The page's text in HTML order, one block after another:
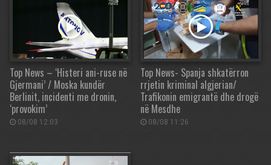
Top News – ‘Histeri ani-ruse në
Gjermani’ / Moska kundër
Berlinit, incidenti me dronin,
‘provokim’
08/08 12:03
Top News- Spanja shkatërron
rrjetin kriminal algjerian/
Trafikonin emigrantë dhe drogë
në Mesdhe
08/08 11:26